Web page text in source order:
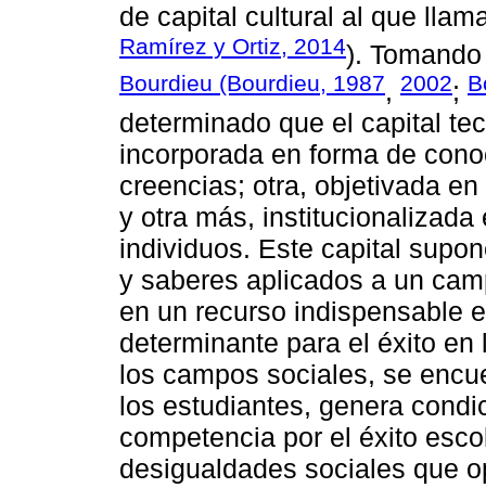
de capital cultural al que
Ramírez y Ortiz, 2014).
Bourdieu (Bourdieu, 1987, 2002;
determinado que el capital
incorporada en forma de
creencias; otra, objetivada
y otra más,
individuos. Este capital
y saberes aplicados a un
en un recurso indispensable
determinante para el éxito
los campos sociales, se
los estudiantes, genera
competencia por el éxito
desigualdades sociales que